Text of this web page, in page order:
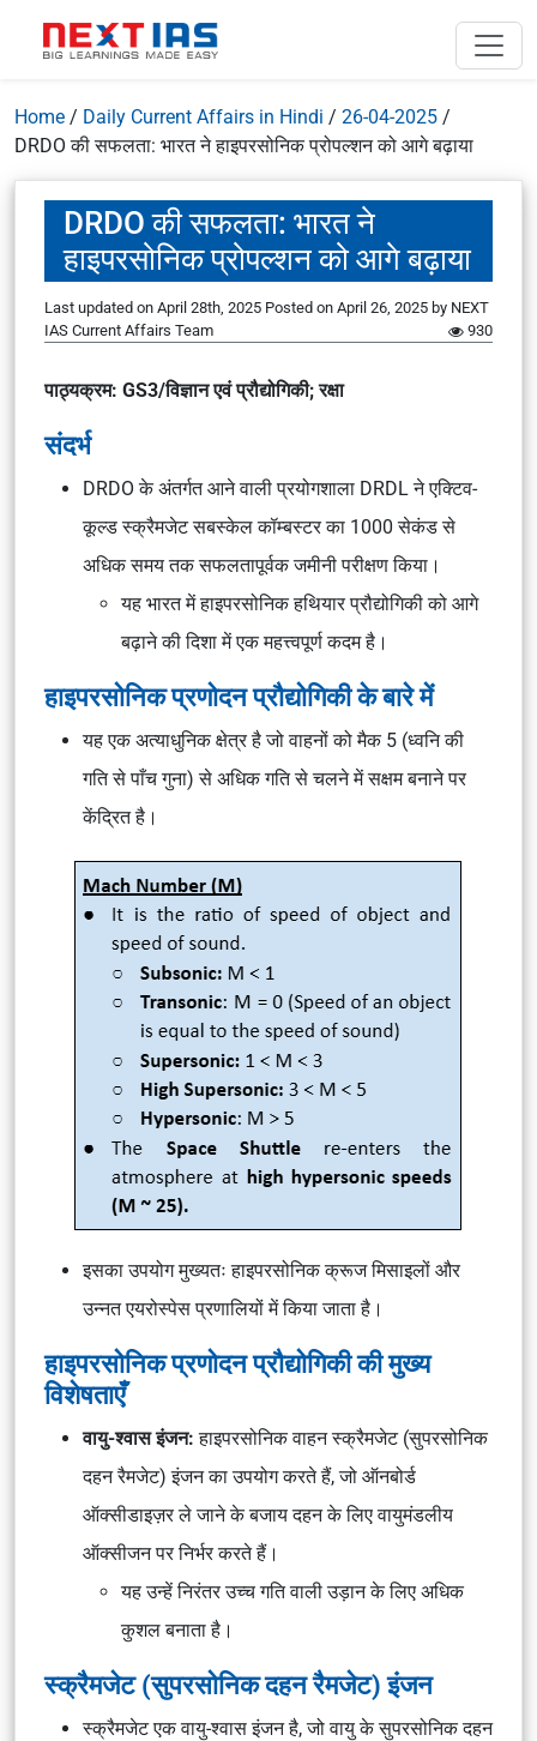
Home / Daily Current Affairs in Hindi / 26-04-2025 /
DRDO की सफलता: भारत ने हाइपरसोनिक प्रोपल्शन को आगे बढ़ाया
DRDO की सफलता: भारत ने
हाइपरसोनिक प्रोपल्शन को आगे बढ़ाया
Last updated on April 28th, 2025 Posted on April 26, 2025 by NEXT
IAS Current Affairs Team
930
पाठ्यक्रम: GS3/विज्ञान एवं प्रौद्योगिकी; रक्षा
संदर्भ
DRDO के अंतर्गत आने वाली प्रयोगशाला DRDL ने एक्टिव-
कूल्ड स्क्रैमजेट सबस्केल कॉम्बस्टर का 1000 सेकंड से
अधिक समय तक सफलतापूर्वक जमीनी परीक्षण किया।
यह भारत में हाइपरसोनिक हथियार प्रौद्योगिकी को आगे
बढ़ाने की दिशा में एक महत्त्वपूर्ण कदम है।
हाइपरसोनिक प्रणोदन प्रौद्योगिकी के बारे में
यह एक अत्याधुनिक क्षेत्र है जो वाहनों को मैक 5 (ध्वनि की
गति से पाँच गुना) से अधिक गति से चलने में सक्षम बनाने पर
केंद्रित है।
इसका उपयोग मुख्यतः हाइपरसोनिक क्रूज मिसाइलों और
उन्नत एयरोस्पेस प्रणालियों में किया जाता है।
हाइपरसोनिक प्रणोदन प्रौद्योगिकी की मुख्य
विशेषताएँ
वायु-श्वास इंजन:हाइपरसोनिक वाहन स्क्रैमजेट (सुपरसोनिक
दहन रैमजेट) इंजन का उपयोग करते हैं, जो ऑनबोर्ड
ऑक्सीडाइज़र ले जाने के बजाय दहन के लिए वायुमंडलीय
ऑक्सीजन पर निर्भर करते हैं।
यह उन्हें निरंतर उच्च गति वाली उड़ान के लिए अधिक
कुशल बनाता है।
स्क्रैमजेट (सुपरसोनिक दहन रैमजेट) इंजन
स्क्रैमजेट एक वायु-श्वास इंजन है, जो वायु के सुपरसोनिक दहन